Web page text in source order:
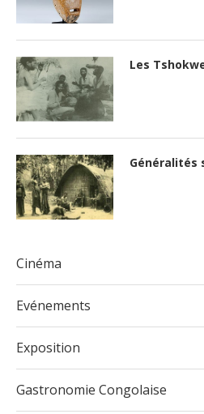
Les
Généralités
Cinéma
Evénements
Exposition
Gastronomie Congolaise